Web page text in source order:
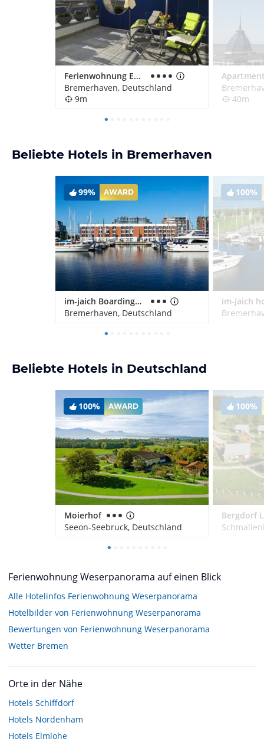
Ferienwohnung EMMA
Bremerhaven, Deutschland
9m
40m
Beliebte Hotels in Bremerhaven
99% AWARD
im-jaich Boardinghouse Bremerhaven
Bremerhaven, Deutschland
100%
Beliebte Hotels in Deutschland
100% AWARD
Moierhof
Seeon-Seebruck, Deutschland
100%
Ferienwohnung Weserpanorama auf einen Blick
Alle Hotelinfos Ferienwohnung Weserpanorama
Hotelbilder von Ferienwohnung Weserpanorama
Bewertungen von Ferienwohnung Weserpanorama
Wetter Bremen
Orte in der Nähe
Hotels Schiffdorf
Hotels Nordenham
Hotels Elmlohe